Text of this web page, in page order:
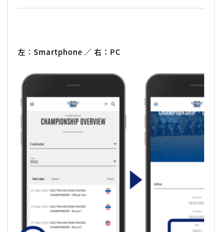
左：Smartphone ／ 右：PC